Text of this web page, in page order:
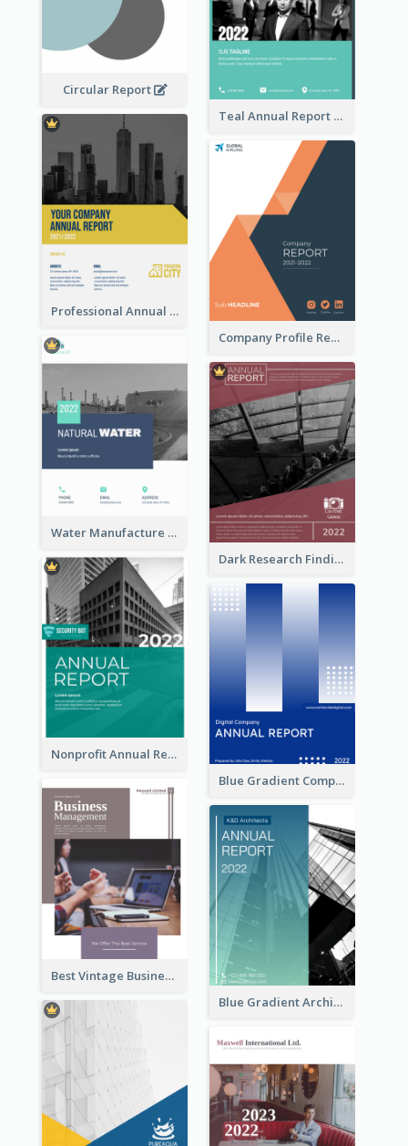
Circular Report
Teal Annual Report
Professional Annual Report Reports
Company Profile Reports
Water Manufacture Annual Reports
Dark Research Findings Annual Report
Nonprofit Annual Report
Blue Gradient Company Annual Report
Best Vintage Business Report Design Template
Blue Gradient Architecture Annual Report